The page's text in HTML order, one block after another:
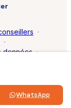
WhatsApp
·
·
données ·